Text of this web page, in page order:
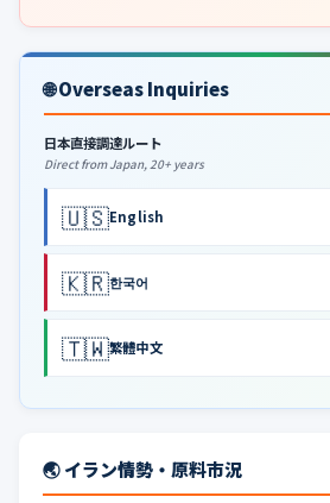
🌐 Overseas Inquiries
日本直接調達ルート
Direct from Japan, 20+ years
🇺🇸English
🇰🇷한국어
🇹🇼繁體中文
🌏 イラン情勢・原料市況